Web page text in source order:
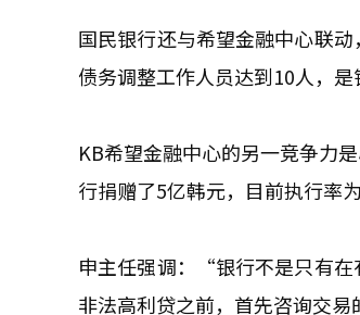
国民银行还与希望金融中心联
债务调整工作人员达到10人，
KB希望金融中心的另一竞争力
行捐赠了5亿韩元，目前执行率
申主任强调：“银行不是只有在
非法高利贷之前，首先咨询交